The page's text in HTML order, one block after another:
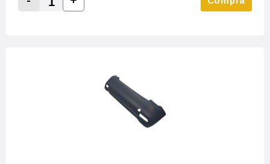
Decrease Quantity:
Increase Quantity: